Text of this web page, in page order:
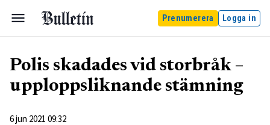
Prenumerera Logga in
Polis skadades vid storbråk –
upploppsliknande stämning
6 jun 2021 09:32